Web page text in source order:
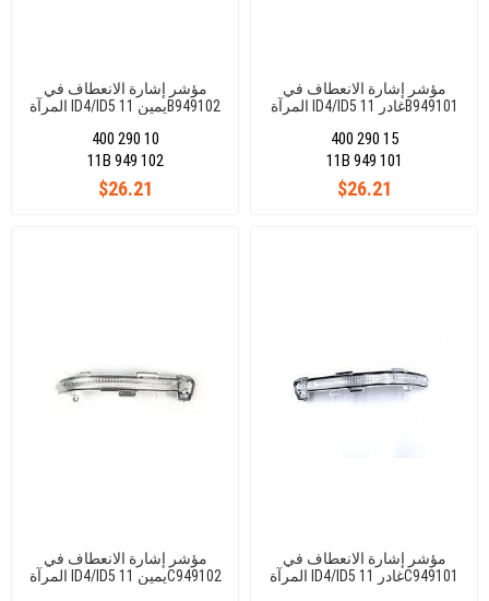
مؤشر إشارة الانعطاف في
المرآة ID4/ID5 يمين 11B949102
400 290 10
$26.21
11B 949 102
مؤشر إشارة الانعطاف في
المرآة ID4/ID5 غادر 11B949101
400 290 15
$26.21
11B 949 101
مؤشر إشارة الانعطاف في
المرآة ID4/ID5 يمين 11C949102
مؤشر إشارة الانعطاف في
المرآة ID4/ID5 غادر 11C949101